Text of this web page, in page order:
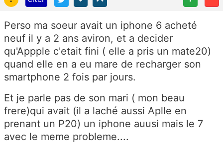
Perso ma soeur avait un iphone 6 acheté
neuf il y a 2 ans aviron, et a decider
qu'Appple c'etait fini ( elle a pris un mate20)
quand elle en a eu mare de recharger son
smartphone 2 fois par jours.
Et je parle pas de son mari ( mon beau
frere)qui avait (il a laché aussi Aplle en
prenant un P20) un iphone auusi mais le 7
avec le meme probleme....